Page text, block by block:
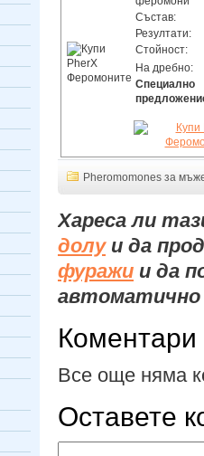
Състав:
Резултати:
Стойност:
На дребно:
Специално
Pheromomones за
Хареса ли
долуи да
фуражи и да
автоматично
Коментари
Все още няма
Оставете